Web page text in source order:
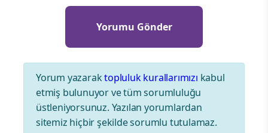
Yorum yazaraktopluluk kurallarımızı kabul
etmiş bulunuyor ve tüm sorumluluğu
üstleniyorsunuz. Yazılan yorumlardan
sitemiz hiçbir şekilde sorumlu tutulamaz.